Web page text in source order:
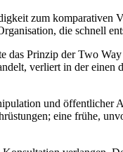
zum
die schnell
Prinzip der Two
verliert in der
und
eine frühe,